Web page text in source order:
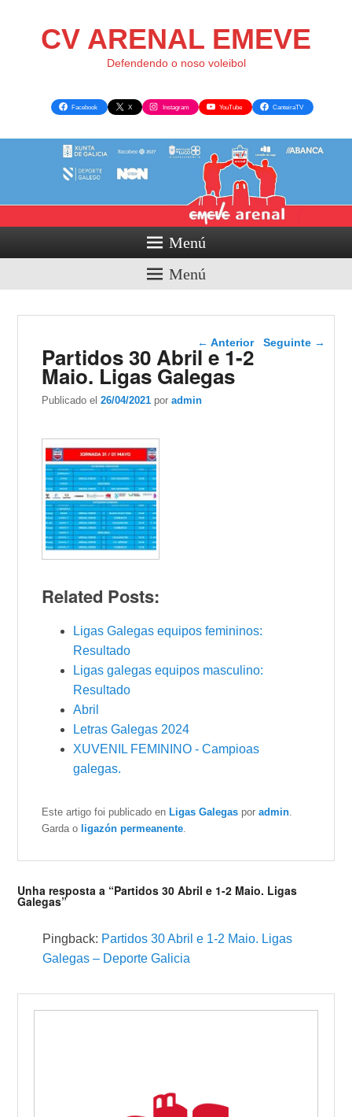
CV ARENAL EMEVE
Defendendo o noso voleibol
Facebook X Instagram YouTube CanteiraTV
Menú
Menú
Navegador de artigos
← Anterior Seguinte →
Partidos 30 Abril e 1-2
Maio. Ligas Galegas
Publicado el26/04/2021 poradmin
Related Posts:
Ligas Galegas equipos femininos:
Resultado
Ligas galegas equipos masculino:
Resultado
Abril
Letras Galegas 2024
XUVENIL FEMININO - Campioas
galegas.
Este artigo foi publicado enLigas Galegas poradmin
Garda o ligazón permeanente
Unha resposta a “Partidos 30 Abril e 1-2 Maio. Ligas
Galegas”
Pingback: Partidos 30 Abril e 1-2 Maio. Ligas
Galegas – Deporte Galicia